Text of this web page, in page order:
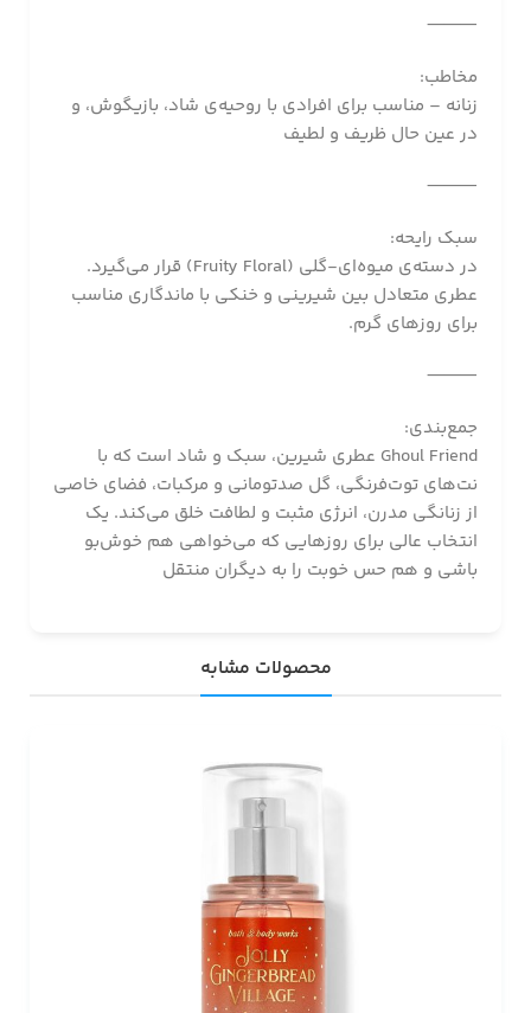
⸻
مخاطب:
زنانه – مناسب برای افرادی با روحیه‌ی شاد، بازیگوش، و
در عین حال ظریف و لطیف
⸻
سبک رایحه:
در دسته‌ی میوه‌ای-گلی (Fruity Floral) قرار می‌گیرد.
عطری متعادل بین شیرینی و خنکی با ماندگاری مناسب
برای روزهای گرم.
⸻
جمع‌بندی:
Ghoul Friend عطری شیرین، سبک و شاد است که با
نت‌های توت‌فرنگی، گل صدتومانی و مرکبات، فضای خاصی
از زنانگی مدرن، انرژی مثبت و لطافت خلق می‌کند. یک
انتخاب عالی برای روزهایی که می‌خواهی هم خوش‌بو
باشی و هم حس خوبت را به دیگران منتقل
محصولات مشابه